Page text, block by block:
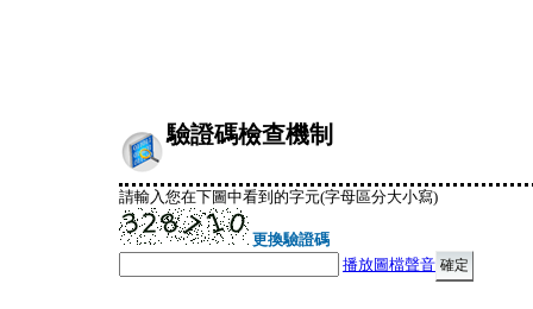
驗證碼檢查機制
請輸入您在下圖中看到的字元(字母區分大小寫)
更換驗證碼
播放圖檔聲音